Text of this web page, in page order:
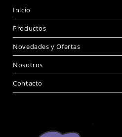
Inicio
Productos
Novedades y Ofertas
Nosotros
Contacto